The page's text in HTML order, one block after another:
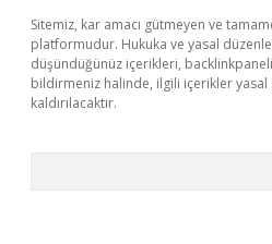
Sitemiz, kar amacı gütmeyen ve
platformudur. Hukuka ve yasal
düşündüğünüz içerikleri,
bildirmeniz halinde, ilgili içerikler
kaldırılacaktır.